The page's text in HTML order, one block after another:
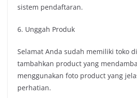
sistem pendaftaran.
6. Unggah Produk
Selamat Anda sudah memiliki toko
tambahkan product yang
menggunakan foto product yang
perhatian.